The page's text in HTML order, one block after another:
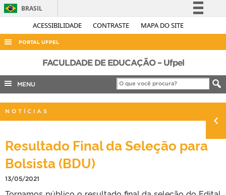
ACESSIBILIDADE CONTRASTE MAPA DO SITE
BRASIL
Simplifique!
Acesso à informação
Legislação
PORTAL UFPEL
ACESSO À INFORMAÇÃO
AUDITORIA
COBALTO
CONCURSOS
INTERNACIONAL
OUVIDORIA
PORTARIAS
FACULDADE DE EDUCAÇÃO – Ufpel
MENU
NOTÍCIAS
Resultado Final da Seleção para
Bolsista (BDU)
13/05/2021